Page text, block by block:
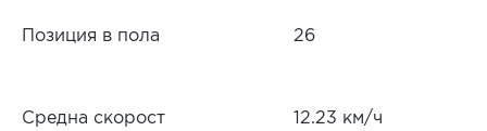
Позиция в пола 26
Средна скорост 12.23 км/ч